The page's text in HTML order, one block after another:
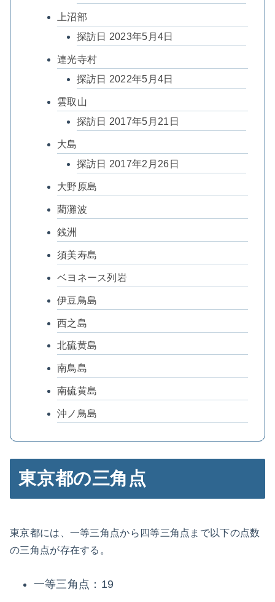
上沼部
探訪日 2023年5月4日
連光寺村
探訪日 2022年5月4日
雲取山
探訪日 2017年5月21日
大島
探訪日 2017年2月26日
大野原島
藺灘波
銭洲
須美寿島
ベヨネース列岩
伊豆鳥島
西之島
北硫黄島
南鳥島
南硫黄島
沖ノ鳥島
東京都の三角点
東京都には、一等三角点から四等三角点まで以下の点数
の三角点が存在する。
一等三角点：19